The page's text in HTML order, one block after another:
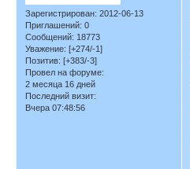
Зарегистрирован: 2012-06-13
Приглашений: 0
Сообщений: 18773
Уважение: [+274/-1]
Позитив: [+383/-3]
Провел на форуме:
2 месяца 16 дней
Последний визит:
Вчера 07:48:56